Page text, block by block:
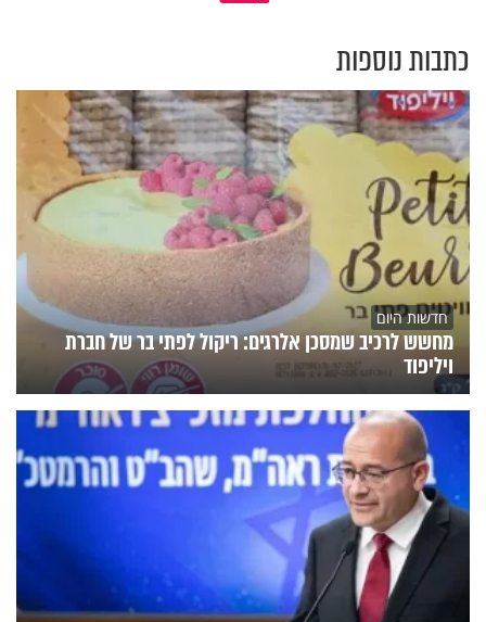
כתבות נוספות
חדשות היום
מחשש לרכיב שמסכן אלרגים: ריקול לפתי בר של חברת
ויליפוד